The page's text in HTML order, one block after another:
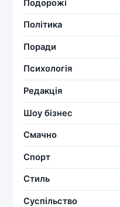
Подорожі
Політика
Поради
Психологія
Редакція
Шоу бізнес
Смачно
Спорт
Стиль
Суспільство